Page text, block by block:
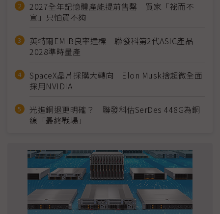
2027全年記憶體產能提前售罄 買家「祕而不
宣」只怕買不夠
英特爾EMIB良率達標 聯發科第2代ASIC產品
2028準時量產
SpaceX晶片採購大轉向 Elon Musk捨超微全面
採用NVIDIA
光進銅退更明確？ 聯發科估SerDes 448G為銅
線「最終戰場」